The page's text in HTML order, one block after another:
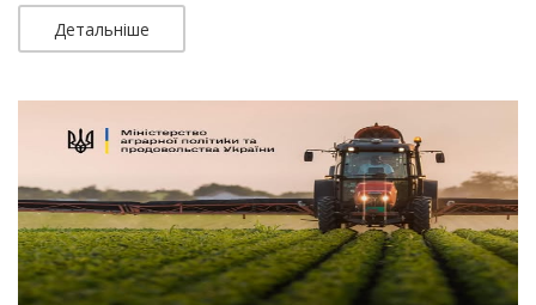
Детальніше